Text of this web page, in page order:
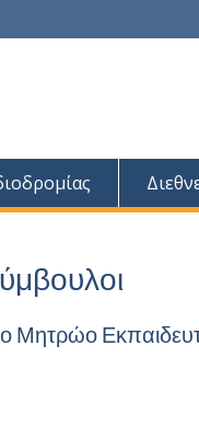
το Μητρώο